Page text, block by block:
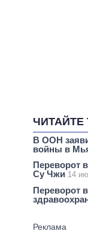
ЧИТАЙТЕ
В ООН
войны в
Переворот
Су Чжи 14
Переворот